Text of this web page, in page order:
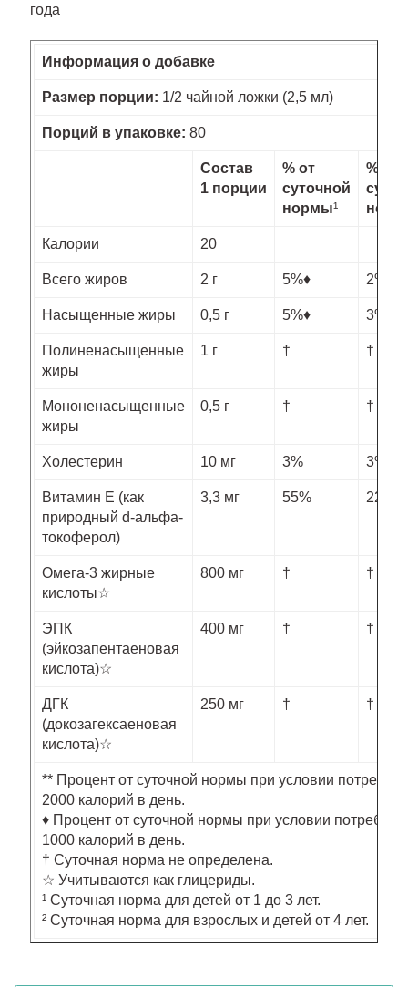
года
Информация о добавке
Размер порции: 1/2 чайной ложки (2,5 мл)
Порций в упаковке: 80
Состав
1 порции
% от
суточной
нормы¹
% от
Калории 20
Всего жиров 2 г 5%♦ 2%**
Насыщенные жиры 0,5 г 5%♦ 3%**
Полиненасыщенные
жиры
1 г † †
Мононенасыщенные
жиры
0,5 г † †
Холестерин 10 мг 3% 3%
Витамин Е (как
природный d-альфа-
токоферол)
3,3 мг 55% 22%
Омега-3 жирные
кислоты☆
800 мг † †
ЭПК
(эйкозапентаеновая
кислота)☆
400 мг † †
ДГК
(докозагексаеновая
кислота)☆
250 мг † †
** Процент от суточной нормы при условии
2000 калорий в день.
♦ Процент от суточной нормы при условии
1000 калорий в день.
† Суточная норма не определена.
☆ Учитываются как глицериды.
¹ Суточная норма для детей от 1 до 3 лет.
² Суточная норма для взрослых и детей от 4 лет.